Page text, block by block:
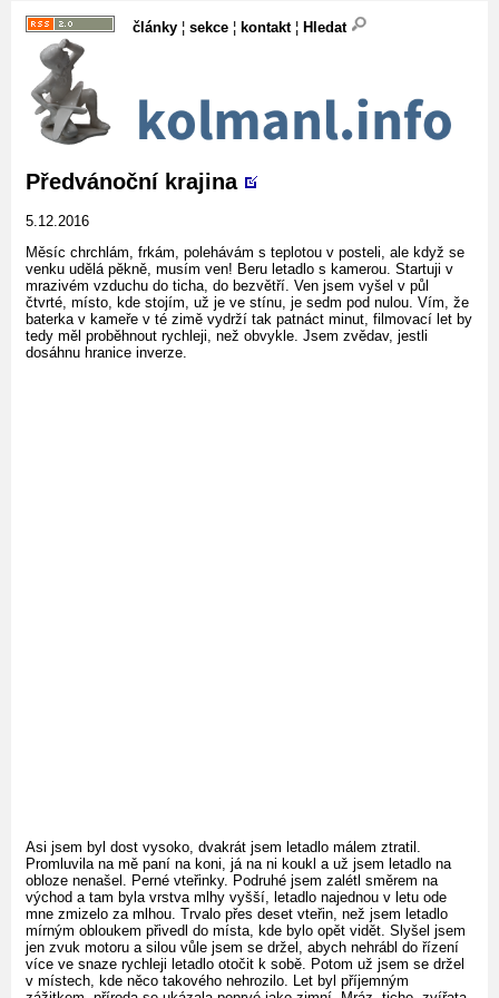
články ¦ sekce ¦ kontakt¦ Hledat
Předvánoční krajina
5.12.2016
Měsíc chrchlám, frkám, polehávám s teplotou v posteli, ale když se
venku udělá pěkně, musím ven! Beru letadlo s kamerou. Startuji v
mrazivém vzduchu do ticha, do bezvětří. Ven jsem vyšel v půl
čtvrté, místo, kde stojím, už je ve stínu, je sedm pod nulou. Vím, že
baterka v kameře v té zimě vydrží tak patnáct minut, filmovací let by
tedy měl proběhnout rychleji, než obvykle. Jsem zvědav, jestli
dosáhnu hranice inverze.
Asi jsem byl dost vysoko, dvakrát jsem letadlo málem ztratil.
Promluvila na mě paní na koni, já na ni koukl a už jsem letadlo na
obloze nenašel. Perné vteřinky. Podruhé jsem zalétl směrem na
východ a tam byla vrstva mlhy vyšší, letadlo najednou v letu ode
mne zmizelo za mlhou. Trvalo přes deset vteřin, než jsem letadlo
mírným obloukem přivedl do místa, kde bylo opět vidět. Slyšel jsem
jen zvuk motoru a silou vůle jsem se držel, abych nehrábl do řízení
více ve snaze rychleji letadlo otočit k sobě. Potom už jsem se držel
v místech, kde něco takového nehrozilo. Let byl příjemným